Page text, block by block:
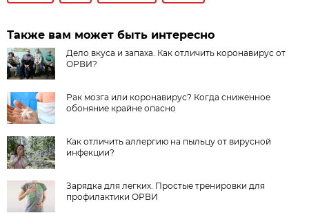
Также вам может быть интересно
Дело вкуса и запаха. Как отличить коронавирус от
ОРВИ?
Рак мозга или коронавирус? Когда сниженное
обоняние крайне опасно
Как отличить аллергию на пыльцу от вирусной
инфекции?
Зарядка для легких. Простые тренировки для
профилактики ОРВИ